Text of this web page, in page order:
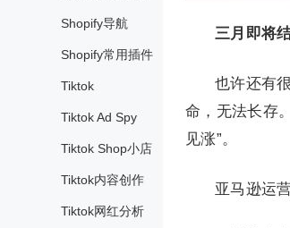
Shopify导航
Shopify常用插件
Tiktok
Tiktok Ad Spy
Tiktok Shop小店
Tiktok内容创作
Tiktok网红分析
三月即将
也许还有
命，无法长存
见涨”。
亚马逊运